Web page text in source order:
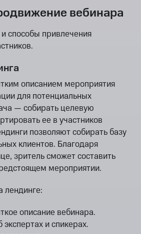
вебинара
способы привлечения
описанием мероприятия
для потенциальных
— собирать целевую
ее в участников
позволяют собирать базу
клиентов. Благодаря
зритель сможет составить
мероприятии.
лендинге:
описание вебинара.
и спикерах.